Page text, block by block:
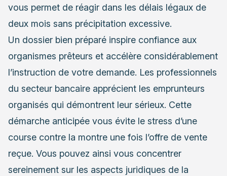
vous permet de réagir dans les délais légaux de
deux mois sans précipitation excessive.
Un dossier bien préparé inspire confiance aux
organismes prêteurs et accélère considérablement
l’instruction de votre demande. Les professionnels
du secteur bancaire apprécient les emprunteurs
organisés qui démontrent leur sérieux. Cette
démarche anticipée vous évite le stress d’une
course contre la montre une fois l’offre de vente
reçue. Vous pouvez ainsi vous concentrer
sereinement sur les aspects juridiques de la